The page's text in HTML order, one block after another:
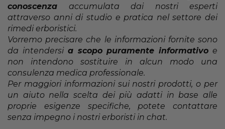
conoscenza accumulata dai nostri esperti
attraverso anni di studio e pratica nel settore dei
rimedi erboristici.
Vorremo precisare che le informazioni fornite sono
da intendersi a scopo puramente informativo e
non intendono sostituire in alcun modo una
consulenza medica professionale.
Per maggiori informazioni sui nostri prodotti, o per
un aiuto nella scelta dei più adatti in base alle
proprie esigenze specifiche, potete contattare
senza impegno i nostri erboristi in chat.